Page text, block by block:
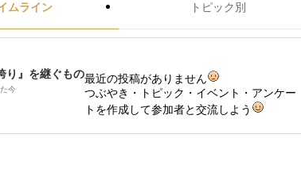
ムライン トピック別
り』を継ぐもの
今
最近の投稿がありません
つぶやき・トピック・イベント・アンケー
トを作成して参加者と交流しよう